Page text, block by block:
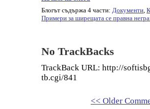
Блогът съдържа 4 части: Документи,
Примери за ширещата се правна
No TrackBacks
TrackBack URL: http://
tb.cgi/841
<< Older